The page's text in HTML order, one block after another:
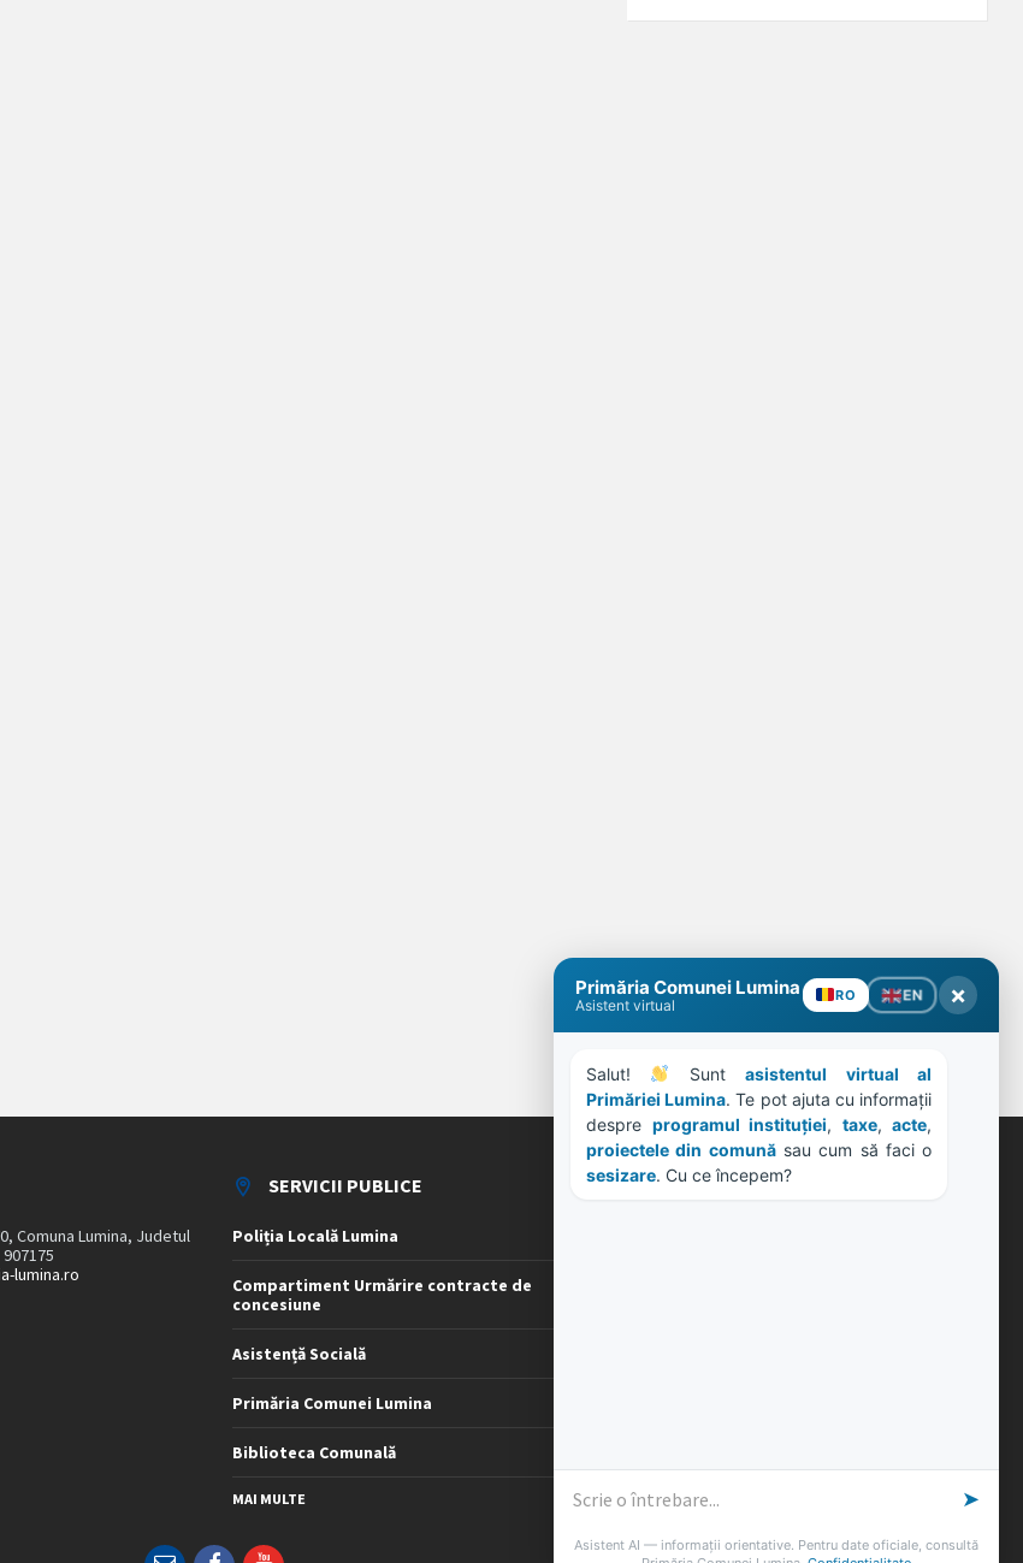
Comuna Lumina, Judetul
lumina.ro
SERVICII PUBLICE
Poliția Locală Lumina
Compartiment Urmărire contracte de
concesiune
Asistență Socială
Primăria Comunei Lumina
Biblioteca Comunală
MAI MULTE
ORE DE LUCRU
EmailFacebookYouTube
Primăria Comunei Lumina
Asistent virtual
RO EN ×
Salut! Sunt asistentul virtual al
Primăriei Lumina. Te pot ajuta cu informații
despre programul instituției, taxe, acte
proiectele din comună
sesizare. Cu ce începem?
➤
Asistent AI — informații orientative. Pentru date oficiale, consultă